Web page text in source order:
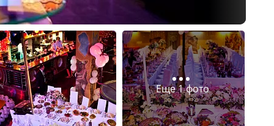
Еще 1 фото